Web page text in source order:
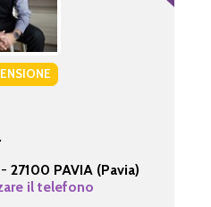
27100 PAVIA (Pavia)
il telefono